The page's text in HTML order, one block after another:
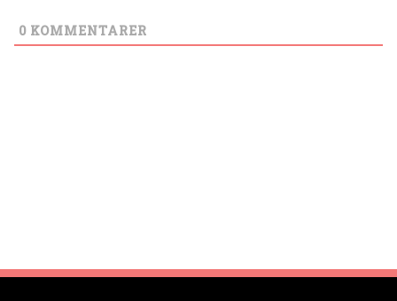
0 KOMMENTARER